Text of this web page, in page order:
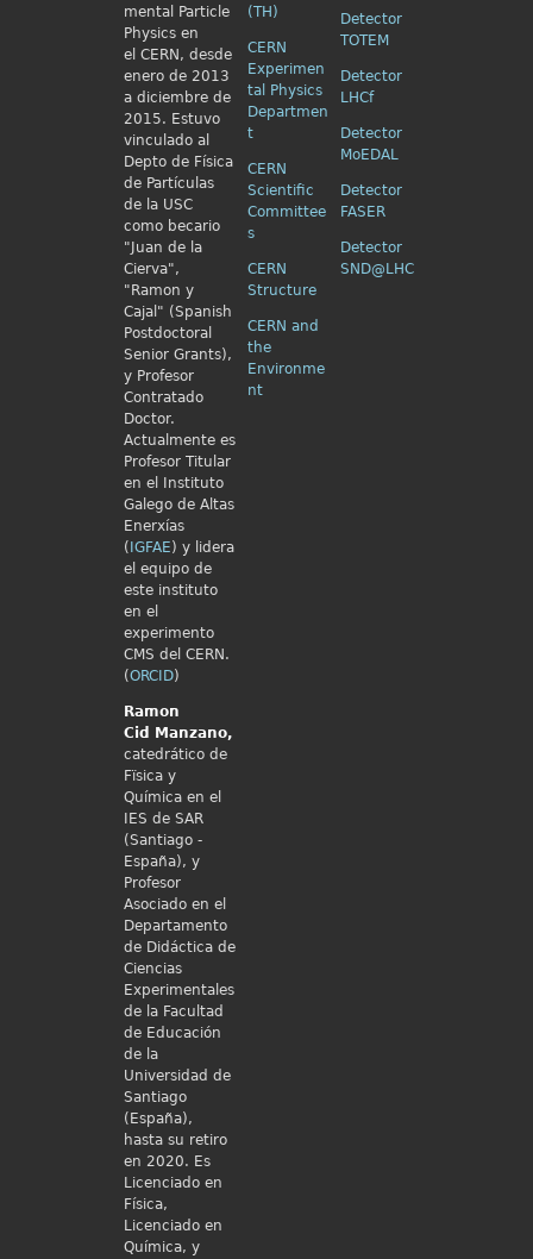
mental Particle
Physics en
el CERN, desde
enero de 2013
a diciembre de
2015. Estuvo
vinculado al
Depto de Física
de Partículas
de la USC
como becario
"Juan de la
Cierva",
"Ramon y
Cajal" (Spanish
Postdoctoral
Senior Grants),
y Profesor
Contratado
Doctor.
Actualmente es
Profesor Titular
en el Instituto
Galego de Altas
Enerxías
( IGFAE) y lidera
el equipo de
este instituto
en el
experimento
CMS del CERN.
(ORCID)
Ramon
Cid
Manzano,
catedrático de
Fïsica y
Química en el
IES de SAR
(Santiago -
España), y
Profesor
Asociado en el
Departamento
de Didáctica de
Ciencias
Experimentales
de la Facultad
de Educación
de la
Universidad de
Santiago
(España),
hasta su retiro
en 2020. Es
Licenciado en
Física,
Licenciado en
Química, y
(TH)
CERN
Experimen
tal Physics
Departmen
t
CERN
Scientific
Committee
s
CERN
Structure
CERN and
the
Environme
nt
Detector
TOTEM
Detector
LHCf
Detector
MoEDAL
Detector
FASER
Detector
SND@LHC